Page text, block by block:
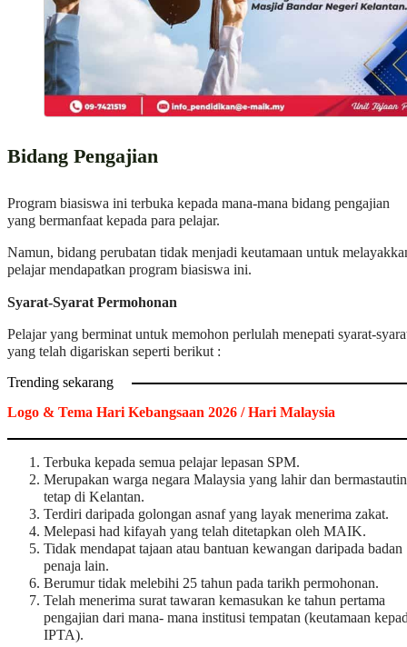
Bidang Pengajian
Program biasiswa ini terbuka kepada mana-mana bidang pengajian
yang bermanfaat kepada para pelajar.
Namun, bidang perubatan tidak menjadi keutamaan untuk
pelajar mendapatkan program biasiswa ini.
Syarat-Syarat Permohonan
Pelajar yang berminat untuk memohon perlulah menepati syarat-
yang telah digariskan seperti berikut :
Trending sekarang
Logo & Tema Hari Kebangsaan 2026 / Hari Malaysia
Terbuka kepada semua pelajar lepasan SPM.
Merupakan warga negara Malaysia yang lahir dan bermastautin
tetap di Kelantan.
Terdiri daripada golongan asnaf yang layak menerima zakat.
Melepasi had kifayah yang telah ditetapkan oleh MAIK.
Tidak mendapat tajaan atau bantuan kewangan daripada badan
penaja lain.
Berumur tidak melebihi 25 tahun pada tarikh permohonan.
Telah menerima surat tawaran kemasukan ke tahun pertama
pengajian dari mana- mana institusi tempatan (keutamaan
IPTA).